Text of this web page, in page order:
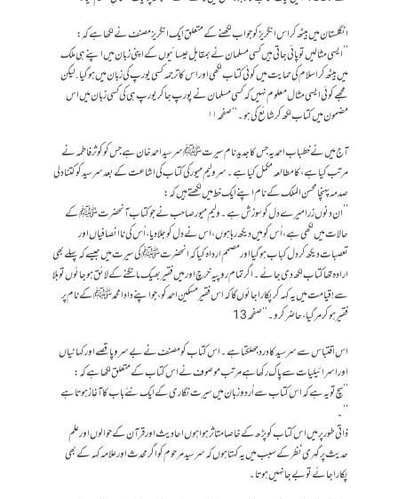
انگلستان میں بیٹھ کر اس انگریز کو جواب لکھنے کے متعلق ایک انگریز مصنف نے لکھا ہے کہ :
’’ایسی مثالیں تو پائی جاتی ہیں کسی مسلمان نے بمقابل عیسائیوں کے اپنی زبان میں اپنے ہی ملک
میں بیٹھ کر اسلام کی حمایت میں کوئی کتاب لکھی اور اس کا ترجمہ کسی یورپ کی زبان میں ہوگیا .لیکن
مجھے کوئی ایسی مثال معلوم نہیں کہ کسی مسلمان نے پورپ جا کر یورپ ہی کی کسی زبان میں اس
مضمون میں کتاب لکھ کر شائع کی ہو ۔‘‘ صفحہ ۱۱
آج میں نے خطباب احمدیہ جس کا جدید نام سیرت ﷺ سرسید احمد خان ہے جس کو کوثر فاطمہ نے
مرتب کیا ہے، کا مطالعہ مکمل کیا ہے ۔سر ولیم میور کی کتاب کی اشاعت کے بعد سرسید کو کتنا دلی
صدمہ پہنچا محسن الملک کے نام اپنے ایک خط میں لکھتے ہیں کہ:
’’ان دنوں زرا میرے دل کو سوزش ہے ۔ولیم میور صاحب نے جو کتاب آنحضرت ﷺکے
حالات میں لکھی ہے ،اُس کو میں دیکھ رہا ہوں ،اس نے دل کو جلا دیا،اُس کی نا انصافیاں اور
تعصبات دیکھ کر دل کباب ہو گیا اور مصمم ارداہ کیا کہ انحضرت ﷺکی سیرت میں جیسے کہ پہلے بھی
ارادہ تھا کتاب لکھ دی جائے ۔ اگر تمام روپیہ خرچ اور میں فقیر بھیک مانگنے کے لائق ہو جائوں تو بلا
سے !قیامت میں یہ کہہ کر پکارا جائوں گا کہ اس فقیر مسکین احمد کو ،جو اپنے دادا محمدﷺکے نام پر
فقیر ہو کر مر گیا ،حاضر کرو ۔‘‘صفحہ13
اس اقتباس سے سرسید کا درد جھلکتا ہے ۔اس کتاب کو مصنف نے بے سروپا قصے اور کہانیاں
اور اسرائیلیات سے پاک رکھا ہے مرتب موصوف نے اس کتاب کے متعلق لکھا ہے کہ :
’’سچ تو یہ ہے کہ اس کتاب سے اُردو زبان میں سیرت نگاری کے ایک نئے باب کا آغاز ہوتا ہے
‘‘۔
ذاتی طور پر میں اس کتاب کو پڑھ کے خاصا متاثر ہوا ہوں احادیث اور قرآن کے حوالوں اور علم
حدیث پر گہری نظر کے سبب میں یہ کہتا ہوں کہ سرسید مرحوم کو اگر محدث اور علامہ کہہ کے بھی
پکارا جائے تو بے جا نہیں ہوتا۔